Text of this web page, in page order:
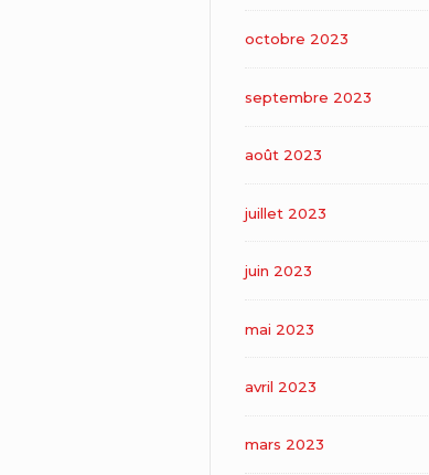
octobre 2023
septembre 2023
août 2023
juillet 2023
juin 2023
mai 2023
avril 2023
mars 2023